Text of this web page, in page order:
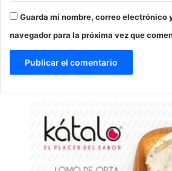
Guarda mi nombre, correo electrónico
navegador para la próxima vez que